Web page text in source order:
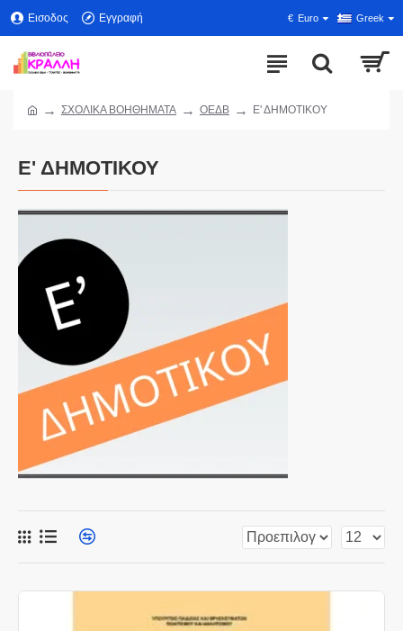
Εισοδος Εγγραφή € Euro Greek
ΣΧΟΛΙΚΑ ΒΟΗΘΗΜΑΤΑ ΟΕΔΒ Ε' ΔΗΜΟΤΙΚΟΥ
Ε' ΔΗΜΟΤΙΚΟΥ